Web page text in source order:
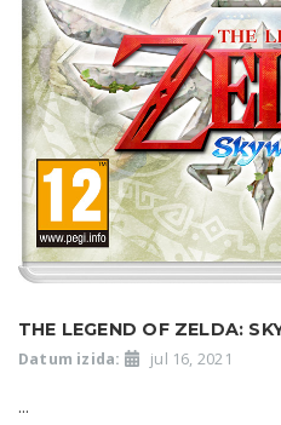
THE LEGEND OF ZELDA:
Datum izida: jul 16, 2021
...